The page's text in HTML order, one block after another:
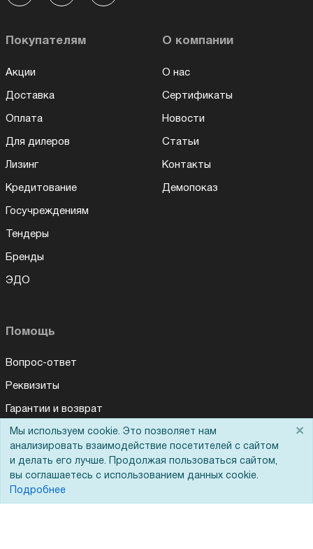
Покупателям
Акции
Доставка
Оплата
Для дилеров
Лизинг
Кредитование
Госучреждениям
Тендеры
Бренды
ЭДО
О компании
О нас
Сертификаты
Новости
Статьи
Контакты
Демопоказ
Помощь
Вопрос-ответ
Реквизиты
Гарантии и возврат
Сервисный центр
Обратная связь
Для Таможенного союза
Мы используем cookie. Это позволяет нам
анализировать взаимодействие посетителей с сайтом
и делать его лучше. Продолжая пользоваться сайтом,
вы соглашаетесь с использованием данных cookie.
Подробнее
×